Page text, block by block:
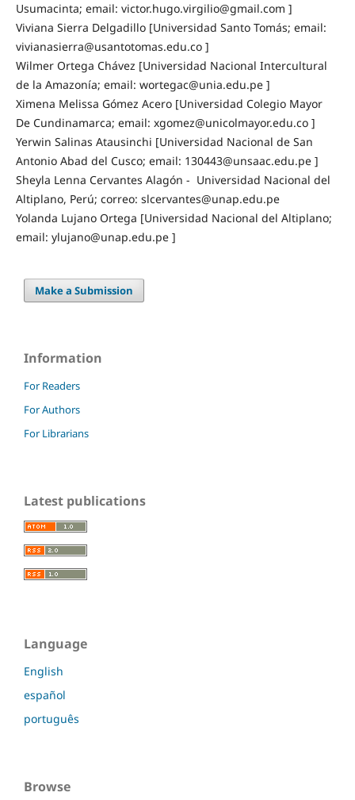
Usumacinta; email: victor.hugo.virgilio@gmail.com ]
Viviana Sierra Delgadillo [Universidad Santo Tomás; email:
vivianasierra@usantotomas.edu.co ]
Wilmer Ortega Chávez [Universidad Nacional Intercultural
de la Amazonía; email: wortegac@unia.edu.pe ]
Ximena Melissa Gómez Acero [Universidad Colegio Mayor
De Cundinamarca; email: xgomez@unicolmayor.edu.co ]
Yerwin Salinas Atausinchi [Universidad Nacional de San
Antonio Abad del Cusco; email: 130443@unsaac.edu.pe ]
Sheyla Lenna Cervantes Alagón - Universidad Nacional del
Altiplano, Perú; correo: slcervantes@unap.edu.pe
Yolanda Lujano Ortega [Universidad Nacional del Altiplano;
email: ylujano@unap.edu.pe ]
Make a Submission
Information
For Readers
For Authors
For Librarians
Latest publications
Language
English
español
português
Browse